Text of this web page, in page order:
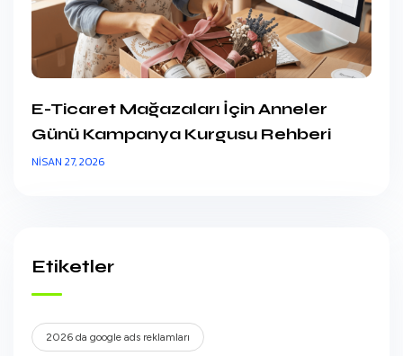
E-Ticaret Mağazaları İçin Anneler
Günü Kampanya Kurgusu Rehberi
NISAN 27, 2026
Etiketler
2026 da google ads reklamları